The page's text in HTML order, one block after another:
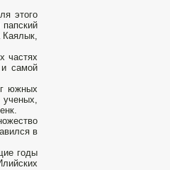
этого
Каялык,
частях
и самой
южных
в
годы